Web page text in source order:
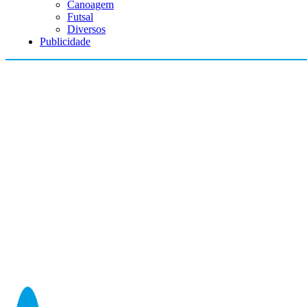
Canoagem
Futsal
Diversos
Publicidade